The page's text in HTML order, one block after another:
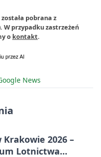
pobrana z
W przypadku zastrzeżeń
o kontakt.
News
2026 –
Lotnictwa